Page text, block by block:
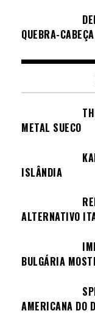
QUEBRA-
METAL SUECO
ISLÂNDIA
ALTERNATIVO
BULGÁRIA
AMERICANA DO